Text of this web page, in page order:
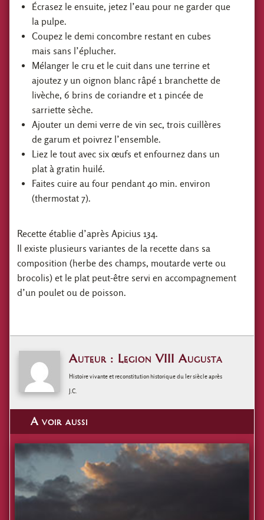
Écrasez le ensuite, jetez l’eau pour ne garder que
la pulpe.
Coupez le demi concombre restant en cubes
mais sans l’éplucher.
Mélanger le cru et le cuit dans une terrine et
ajoutez y un oignon blanc râpé 1 branchette de
livèche, 6 brins de coriandre et 1 pincée de
sarriette sèche.
Ajouter un demi verre de vin sec, trois cuillères
de garum et poivrez l’ensemble.
Liez le tout avec six œufs et enfournez dans un
plat à gratin huilé.
Faites cuire au four pendant 40 min. environ
(thermostat 7).
Recette établie d’après Apicius 134.
Il existe plusieurs variantes de la recette dans sa
composition (herbe des champs, moutarde verte ou
brocolis) et le plat peut-être servi en accompagnement
d’un poulet ou de poisson.
Auteur : Legion VIII Augusta
Histoire vivante et reconstitution historique du Ier siècle après
J.C.
A voir aussi